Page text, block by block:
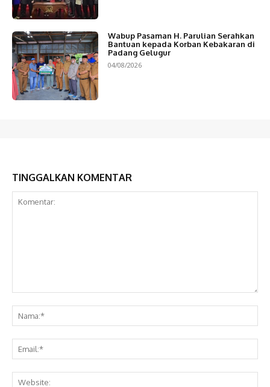
Wabup Pasaman H. Parulian Serahkan
Bantuan kepada Korban Kebakaran di
Padang Gelugur
04/08/2026
TINGGALKAN KOMENTAR